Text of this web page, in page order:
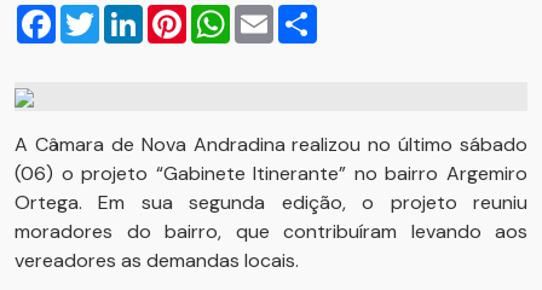
Facebook
TwitterLinkedInPinterestWhatsApp
Email
A Câmara de Nova Andradina realizou no último sábado
(06) o projeto “Gabinete Itinerante” no bairro Argemiro
Ortega. Em sua segunda edição, o projeto reuniu
moradores do bairro, que contribuíram levando aos
vereadores as demandas locais.